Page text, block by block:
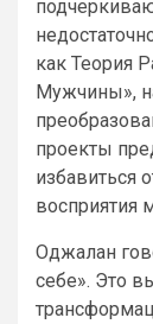
как Теория
Мужчины»,
проекты
избавиться
восприятия
Оджалан
себе». Это